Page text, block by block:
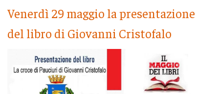
Venerdì 29 maggio la presentazione
del libro di Giovanni Cristofalo